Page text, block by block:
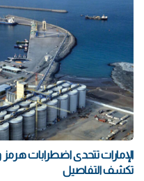
الإمارات تتحدى اضطرابات
تكشف التفاصيل